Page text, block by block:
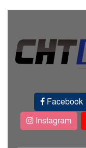
Facebook
Instagram